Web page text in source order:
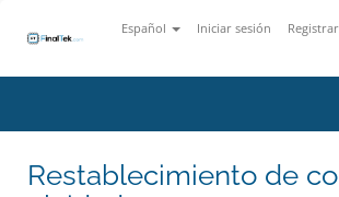
Español Iniciar sesión
Restablecimiento de